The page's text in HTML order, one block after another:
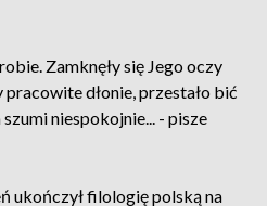
Zamknęły się Jego oczy
dłonie, przestało bić
niespokojnie... - pisze
ukończył filologię polską na